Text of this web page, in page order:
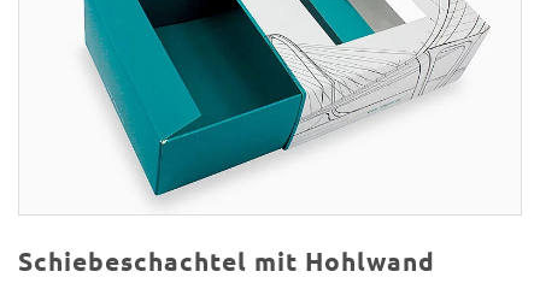
Schiebeschachtel mit Hohlwand